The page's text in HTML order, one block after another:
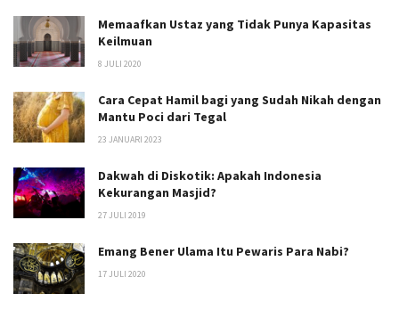
Memaafkan Ustaz yang Tidak Punya Kapasitas
Keilmuan
8 JULI 2020
Cara Cepat Hamil bagi yang Sudah Nikah dengan
Mantu Poci dari Tegal
23 JANUARI 2023
Dakwah di Diskotik: Apakah Indonesia
Kekurangan Masjid?
27 JULI 2019
Emang Bener Ulama Itu Pewaris Para Nabi?
17 JULI 2020